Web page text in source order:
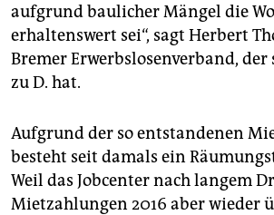
aufgrund baulicher Mängel die
erhaltenswert sei“, sagt Herbert
Bremer Erwerbslosenverband,
zu D. hat.
Aufgrund der so entstandenen
besteht seit damals ein
Weil das Jobcenter nach langem
Mietzahlungen 2016 aber wieder